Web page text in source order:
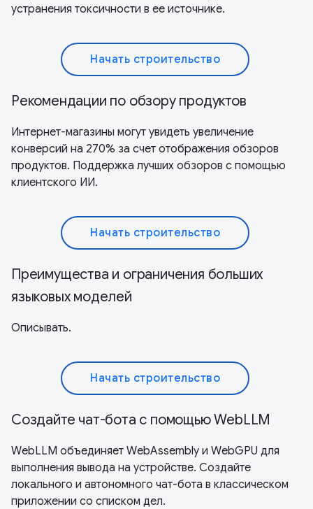
устранения токсичности в ее источнике.
Начать строительство
Рекомендации по обзору продуктов
Интернет-магазины могут увидеть увеличение
конверсий на 270% за счет отображения обзоров
продуктов. Поддержка лучших обзоров с помощью
клиентского ИИ.
Начать строительство
Преимущества и ограничения больших
языковых моделей
Описывать.
Начать строительство
Создайте чат-бота с помощью WebLLM
WebLLM объединяет WebAssembly и WebGPU для
выполнения вывода на устройстве. Создайте
локального и автономного чат-бота в классическом
приложении со списком дел.